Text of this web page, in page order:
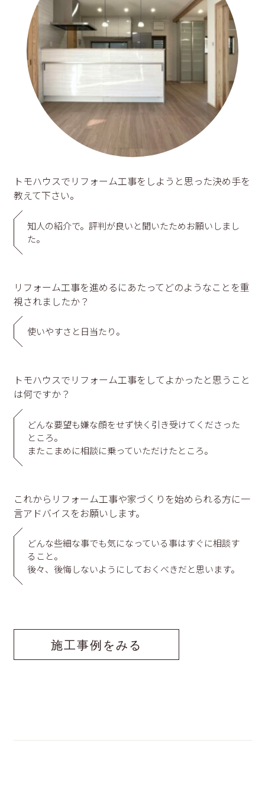
トモハウスでリフォーム工事をしようと思った決め手を
教えて下さい。
知人の紹介で。評判が良いと聞いたためお願いしまし
た。
リフォーム工事を進めるにあたってどのようなことを重
視されましたか？
使いやすさと日当たり。
トモハウスでリフォーム工事をしてよかったと思うこと
は何ですか？
どんな要望も嫌な顔をせず快く引き受けてくださった
ところ。
またこまめに相談に乗っていただけたところ。
これからリフォーム工事や家づくりを始められる方に一
言アドバイスをお願いします。
どんな些細な事でも気になっている事はすぐに相談す
ること。
後々、後悔しないようにしておくべきだと思います。
施工事例をみる